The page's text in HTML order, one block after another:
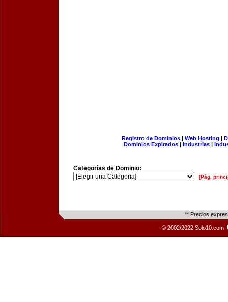
Registro de Dominios| Web Hosting |
Dominios Expirados | Industrias |
Categorías de Dominio:
[Pág.
** Precios
© 2002/2022 Solo10.com